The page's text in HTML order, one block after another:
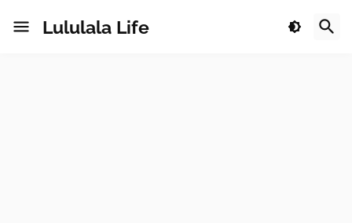
Lululala Life